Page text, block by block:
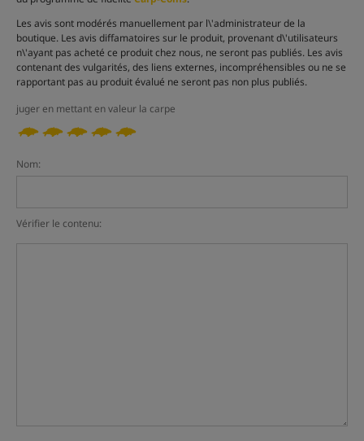
Les avis sont modérés manuellement par l\'administrateur de la
boutique. Les avis diffamatoires sur le produit, provenant d\'utilisateurs
n\'ayant pas acheté ce produit chez nous, ne seront pas publiés. Les avis
contenant des vulgarités, des liens externes, incompréhensibles ou ne se
rapportant pas au produit évalué ne seront pas non plus publiés.
juger en mettant en valeur la carpe
Nom:
Vérifier le contenu: